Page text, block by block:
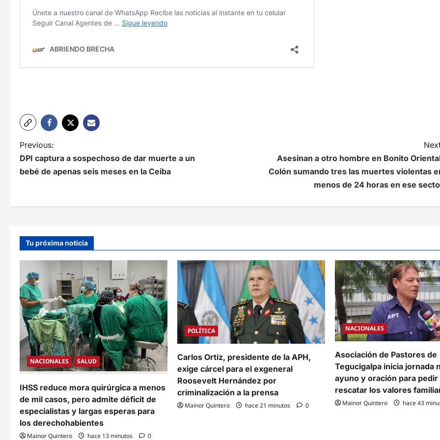
N
a
a
c
ó
n
d
e
e
t
r
a
Previous:
DPI captura a sospechoso de dar muerte a un
bebé de apenas seis meses en la Ceiba
Asesinan a otro hombre en Bonito
Colón sumando tres las muertes violentas
menos de 24 horas en ese
Tu próxima noticia
NACIONALES SALUD
IHSS reduce mora quirúrgica a menos
de mil casos, pero admite déficit de
especialistas y largas esperas para
los derechohabientes
Mainor Quintero hace 13 minutos 0
POLÍTICA
Carlos Ortiz, presidente de la APH,
exige cárcel para el exgeneral
Roosevelt Hernández por
criminalización a la prensa
Mainor Quintero hace 21 minutos 0
NACIONALES
Asociación de Pastores de
Tegucigalpa inicia jornada
ayuno y oración para
rescatar los valores
Mainor Quintero hace 43